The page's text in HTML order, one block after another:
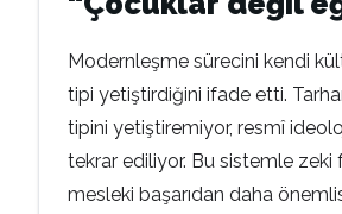
Modernleşme sürecini kendi
tipi yetiştirdiğini ifade etti.
tipini yetiştiremiyor, resmî
tekrar ediliyor. Bu sistemle
mesleki başarıdan daha